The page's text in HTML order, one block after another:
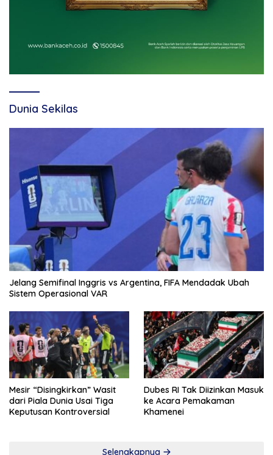
Dunia Sekilas
Jelang Semifinal Inggris vs Argentina, FIFA Mendadak Ubah
Sistem Operasional VAR
Mesir “Disingkirkan” Wasit
dari Piala Dunia Usai Tiga
Keputusan Kontroversial
Dubes RI Tak Diizinkan Masuk
ke Acara Pemakaman
Khamenei
Selengkapnya